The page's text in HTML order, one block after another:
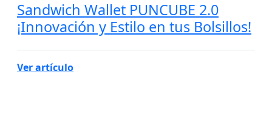
Sandwich Wallet PUNCUBE 2.0
¡Innovación y Estilo en tus Bolsillos!
Ver artículo